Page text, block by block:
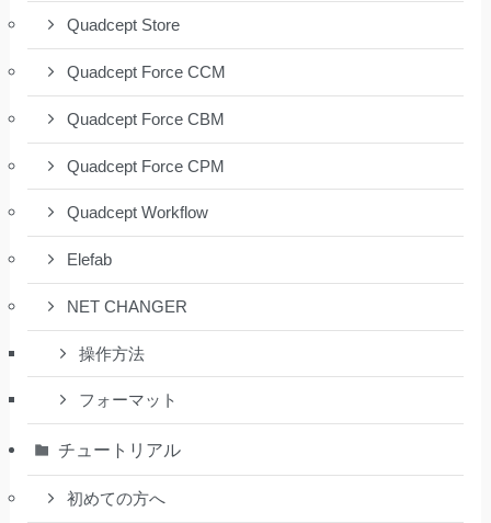
Quadcept Store
Quadcept Force CCM
Quadcept Force CBM
Quadcept Force CPM
Quadcept Workflow
Elefab
NET CHANGER
操作方法
フォーマット
チュートリアル
初めての方へ